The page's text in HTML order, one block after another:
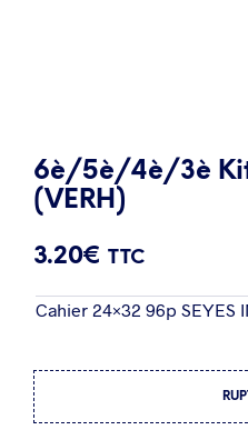
6è/5è/4è/3è
(VERH)
3.20€ TTC
Cahier 24×32 96p SEYES